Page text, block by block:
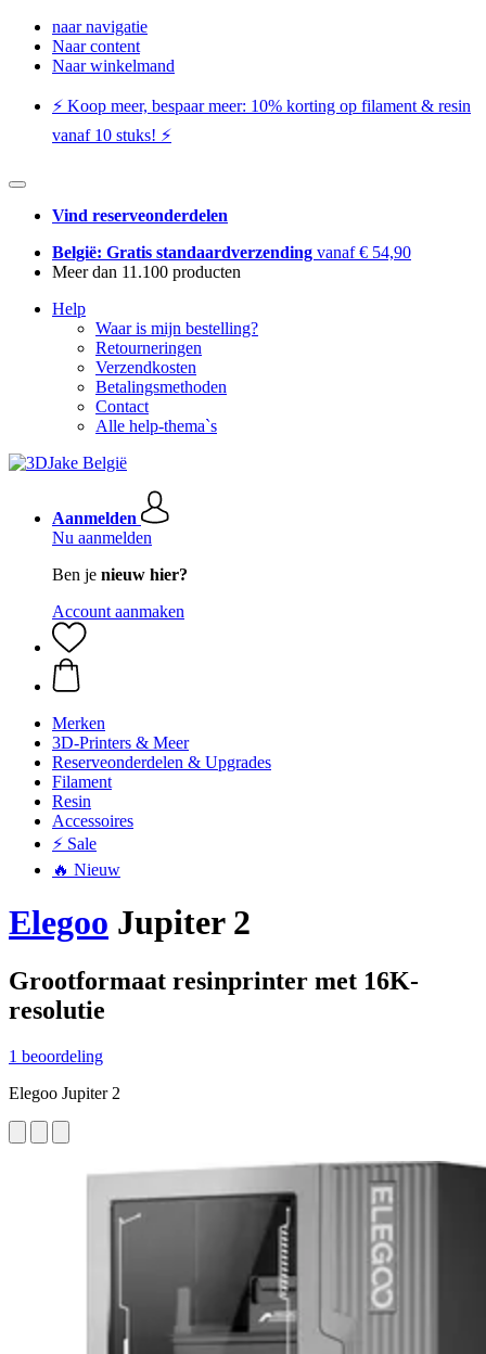
naar navigatie
Naar content
Naar winkelmand
⚡️ Koop meer, bespaar meer: ​​10% korting op filament & resin
vanaf 10 stuks! ⚡️
Vind reserveonderdelen
België: Gratis standaardverzending vanaf € 54,90
Meer dan 11.100 producten
Help
Waar is mijn bestelling?
Retourneringen
Verzendkosten
Betalingsmethoden
Contact
Alle help-thema`s
Aanmelden
Nu aanmelden
Ben je nieuw hier?
Account aanmaken
Merken
3D-Printers & Meer
Reserveonderdelen & Upgrades
Filament
Resin
Accessoires
⚡ Sale
🔥 Nieuw
Elegoo Jupiter 2
Grootformaat resinprinter met 16K-
resolutie
1 beoordeling
Elegoo Jupiter 2